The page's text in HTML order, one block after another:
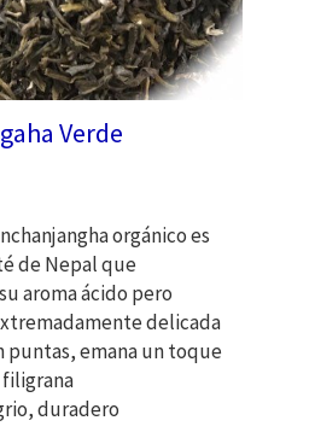
Verde
orgánico es
de Nepal que
aroma ácido pero
delicada
puntas, emana un toque
duradero